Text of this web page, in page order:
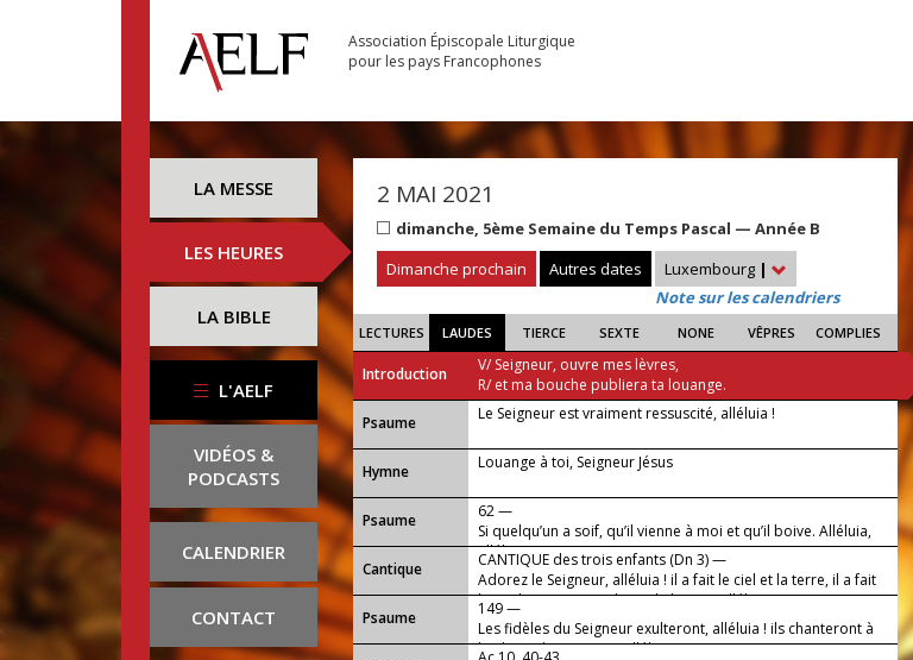
Association Épiscopale Liturgique
pour les pays Francophones
LA MESSE
LES HEURES
LA BIBLE
L'AELF
VIDÉOS &
PODCASTS
CALENDRIER
CONTACT
2 MAI 2021
dimanche, 5ème Semaine du Temps Pascal — Année B
Dimanche prochain
Autres dates Luxembourg |
Note sur les calendriers
LECTURES LAUDES TIERCE SEXTE NONE VÊPRES COMPLIES
Introduction
V/ Seigneur, ouvre mes lèvres,
R/ et ma bouche publiera ta louange.
Psaume
Le Seigneur est vraiment ressuscité, alléluia !
Hymne Louange à toi, Seigneur Jésus
Psaume
62 —
Si quelqu’un a soif, qu’il vienne à moi et qu’il boive. Alléluia,
alléluia.
Cantique
CANTIQUE des trois enfants (Dn 3) —
Adorez le Seigneur, alléluia ! il a fait le ciel et la terre, il a fait
l’eau des sources et l’eau de la mer, alléluia.
Psaume
149 —
Les fidèles du Seigneur exulteront, alléluia ! ils chanteront à
la gloire de son nom, alléluia.